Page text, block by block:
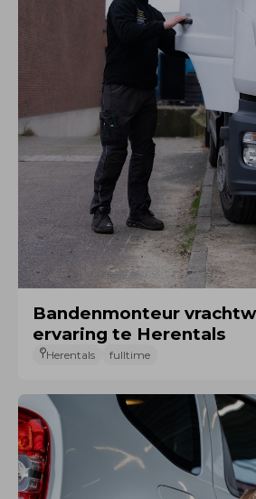
Bandenmonteur
ervaring te Herentals
Herentals fulltime